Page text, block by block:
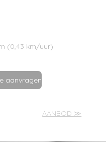
(0,43 km/uur)
aanvragen
AANBOD ≫